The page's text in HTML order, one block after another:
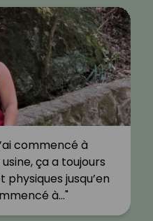
commencé à
ça a toujours
jusqu’en
à…"